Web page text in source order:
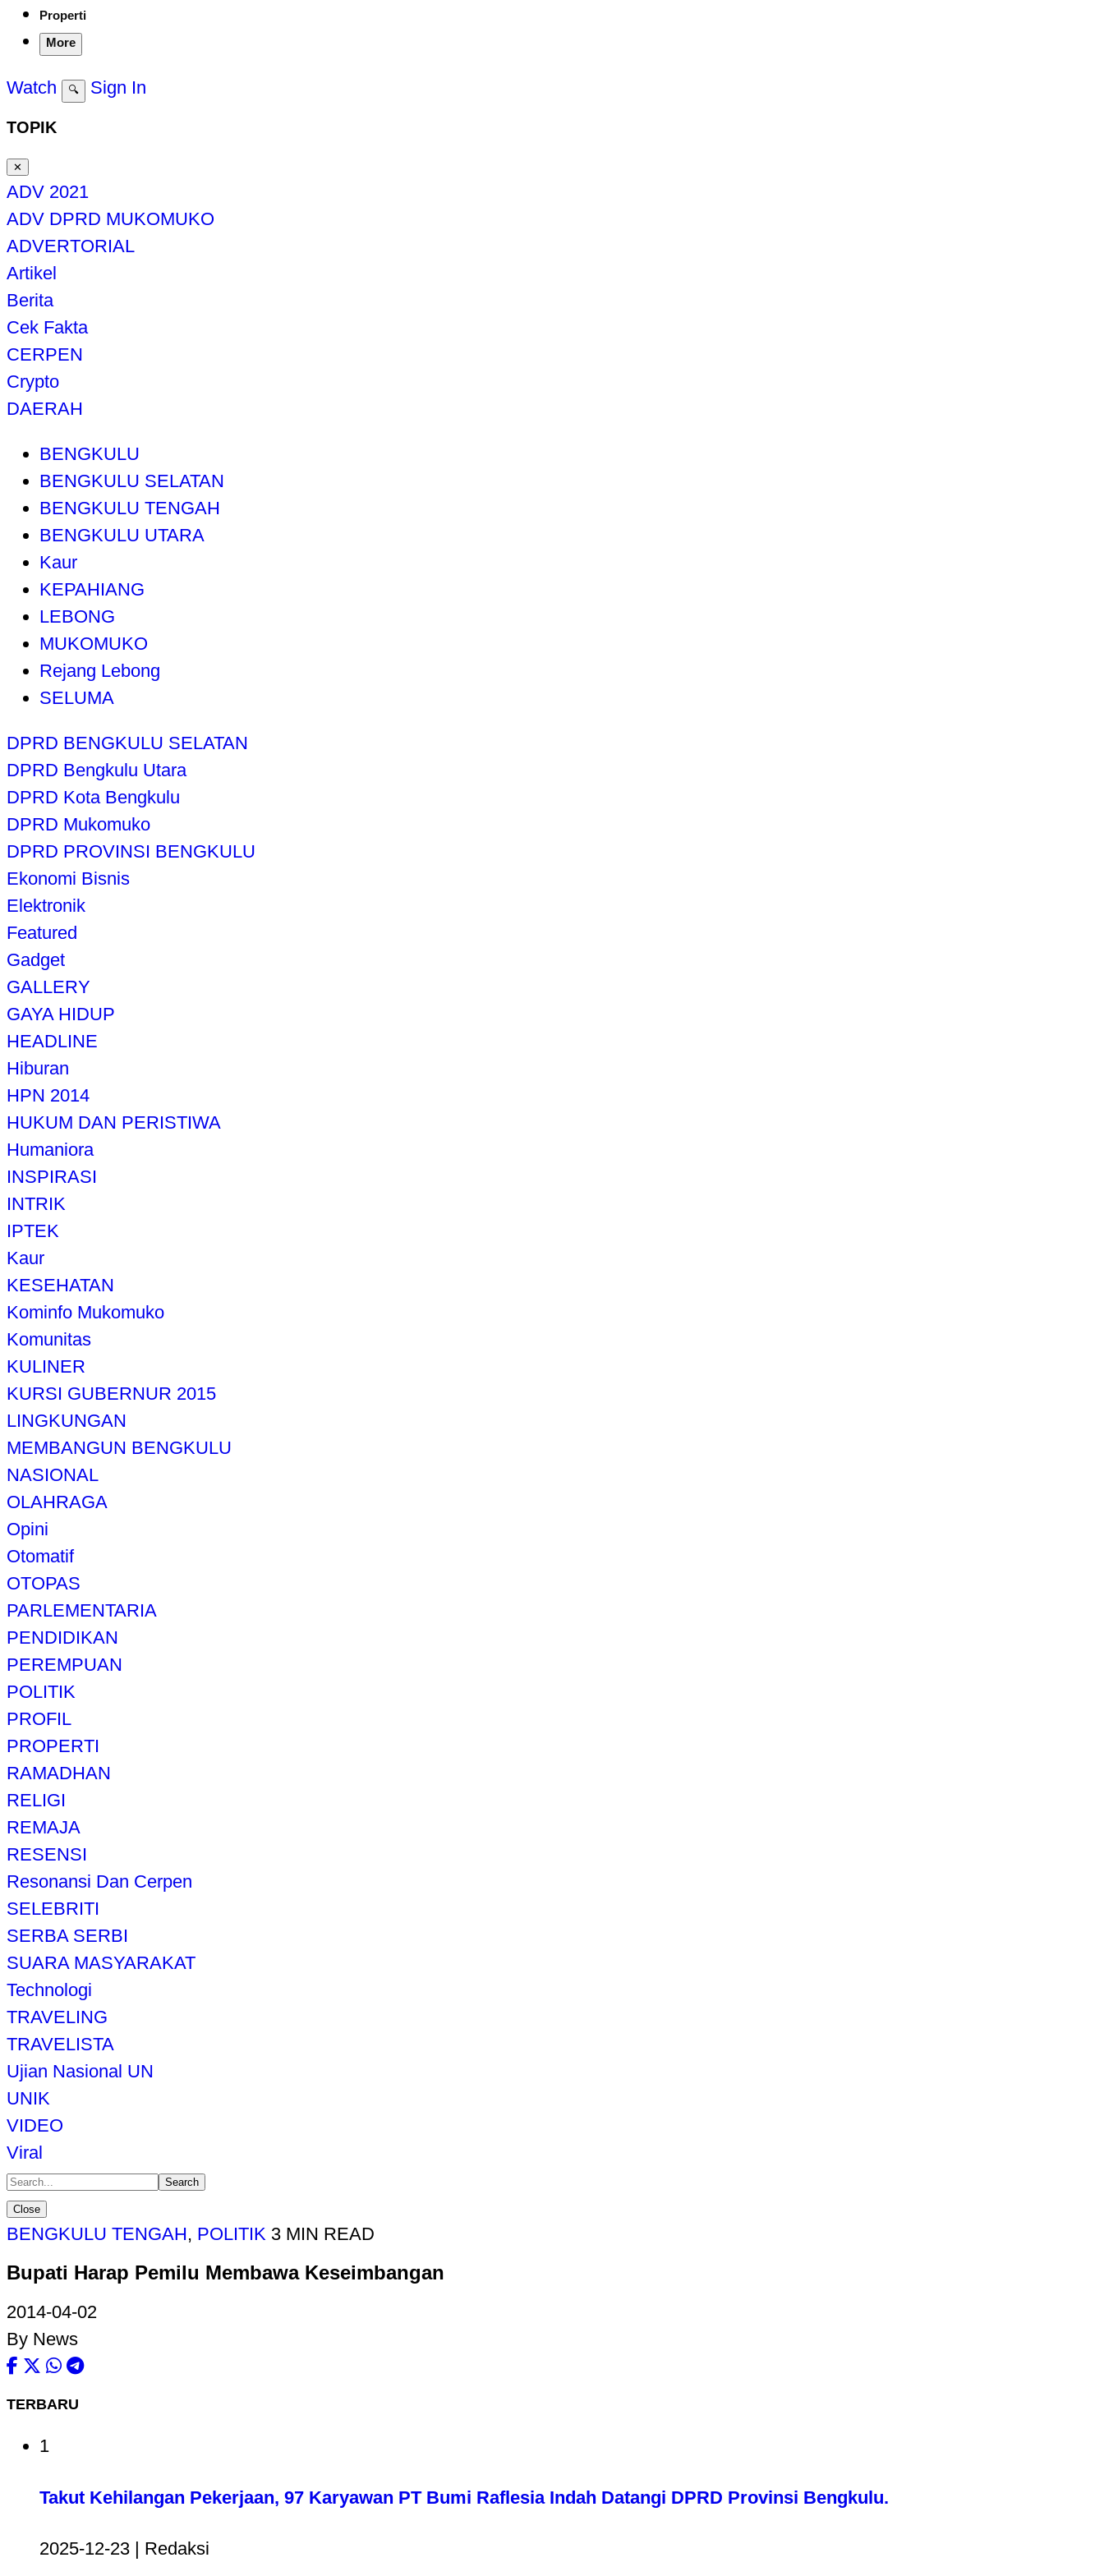
Properti
More
Watch 🔍 Sign In
TOPIK
✕
ADV 2021
ADV DPRD MUKOMUKO
ADVERTORIAL
Artikel
Berita
Cek Fakta
CERPEN
Crypto
DAERAH
BENGKULU
BENGKULU SELATAN
BENGKULU TENGAH
BENGKULU UTARA
Kaur
KEPAHIANG
LEBONG
MUKOMUKO
Rejang Lebong
SELUMA
DPRD BENGKULU SELATAN
DPRD Bengkulu Utara
DPRD Kota Bengkulu
DPRD Mukomuko
DPRD PROVINSI BENGKULU
Ekonomi Bisnis
Elektronik
Featured
Gadget
GALLERY
GAYA HIDUP
HEADLINE
Hiburan
HPN 2014
HUKUM DAN PERISTIWA
Humaniora
INSPIRASI
INTRIK
IPTEK
Kaur
KESEHATAN
Kominfo Mukomuko
Komunitas
KULINER
KURSI GUBERNUR 2015
LINGKUNGAN
MEMBANGUN BENGKULU
NASIONAL
OLAHRAGA
Opini
Otomatif
OTOPAS
PARLEMENTARIA
PENDIDIKAN
PEREMPUAN
POLITIK
PROFIL
PROPERTI
RAMADHAN
RELIGI
REMAJA
RESENSI
Resonansi Dan Cerpen
SELEBRITI
SERBA SERBI
SUARA MASYARAKAT
Technologi
TRAVELING
TRAVELISTA
Ujian Nasional UN
UNIK
VIDEO
Viral
Search
Close
BENGKULU TENGAH, POLITIK 3 MIN READ
Bupati Harap Pemilu Membawa Keseimbangan
2014-04-02
By News
TERBARU
1
Takut Kehilangan Pekerjaan, 97 Karyawan PT Bumi Raflesia Indah Datangi DPRD Provinsi Bengkulu.
2025-12-23 | Redaksi